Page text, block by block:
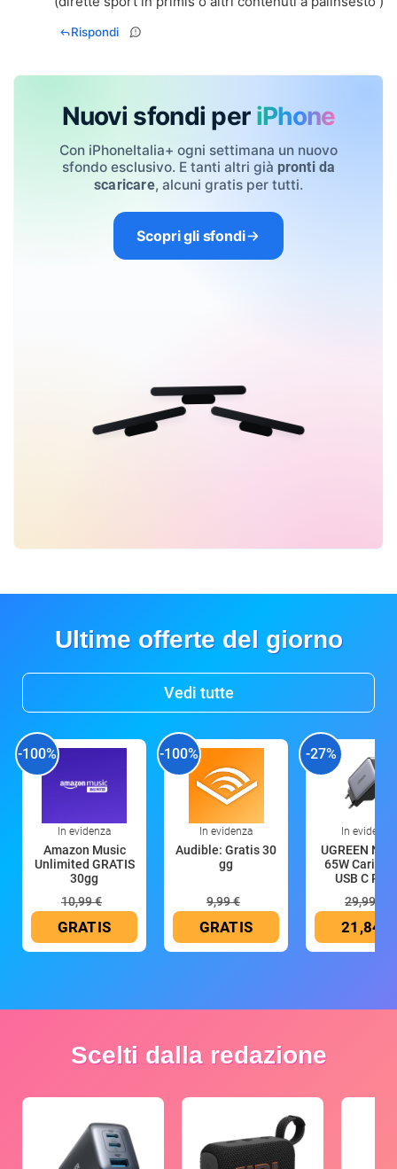
Rispondi
Nuovi sfondi per iPhone
Con iPhoneItalia+ ogni settimana un nuovo
sfondo esclusivo. E tanti altri già pronti da
scaricare, alcuni gratis per tutti.
Scopri gli sfondi
Ultime offerte del giorno
Vedi tutte
-100%
In evidenza
Amazon Music
Unlimited GRATIS
30gg
10,99 €
GRATIS
-100%
In evidenza
Audible: Gratis 30
gg
9,99 €
GRATIS
-27%
In evidenza
UGREEN
65W
USB C
29,99 €
21,84 €
Scelti dalla redazione